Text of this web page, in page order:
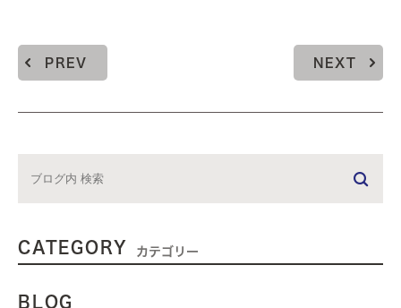
PREV NEXT
CATEGORY カテゴリー
BLOG